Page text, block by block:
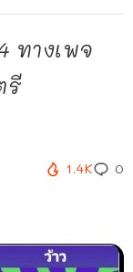
ทางเพจ
รี
1.4K 0